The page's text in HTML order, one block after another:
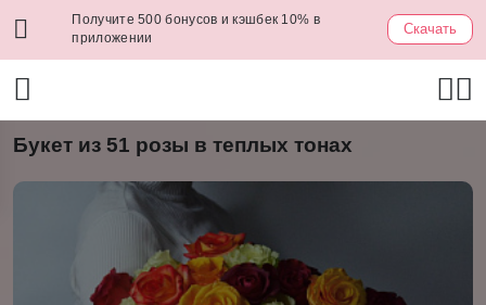
Получите 500 бонусов и кэшбек 10% в
приложении
Скачать
Букет из 51 розы в теплых тонах